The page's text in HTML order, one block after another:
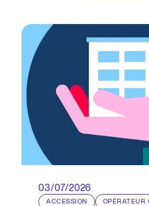
03/07/2026
ACCESSION
OPÉRATEUR